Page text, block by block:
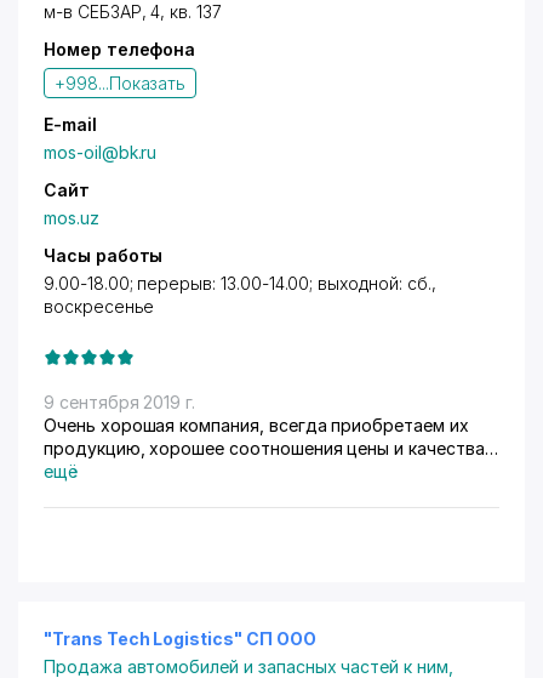
м-в СЕБЗАР, 4, кв. 137
Номер телефона
+998...Показать
E-mail
mos-oil@bk.ru
Сайт
mos.uz
Часы работы
9.00-18.00; перерыв: 13.00-14.00; выходной: сб.,
воскресенье
9 сентября 2019 г.
Очень хорошая компания, всегда приобретаем их
продукцию, хорошее соотношения цены и качества.
Мои рекомендации!
ещё
"Trans Tech Logistics" СП ООО
Продажа автомобилей и запасных частей к ним